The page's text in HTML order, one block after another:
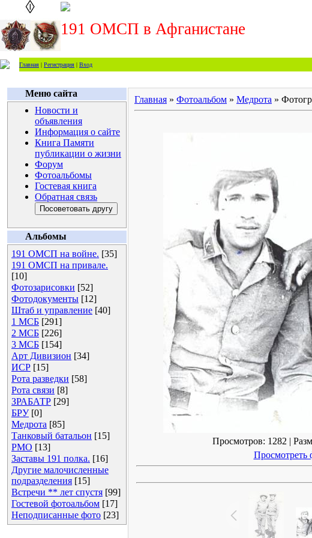
191 ОМСП в Афганистане
Главная | Регистрация | Вход
Меню сайта
Новости и
объявления
Информация о сайте
Книга Памяти
публикации о жизни
Форум
Фотоальбомы
Гостевая книга
Обратная связь
Альбомы
191 ОМСП на войне. [35]
191 ОМСП на привале.
[10]
Фотозарисовки [52]
Фотодокументы [12]
Штаб и управление [40]
1 МСБ [291]
2 МСБ [226]
3 МСБ [154]
Арт Дивизион [34]
ИСР [15]
Рота разведки [58]
Рота связи [8]
ЗРАБАТР [29]
БРУ [0]
Медрота [85]
Танковый батальон [15]
РМО [13]
Заставы 191 полка. [16]
Другие малочисленные
подразделения [15]
Встречи ** лет спустя [99]
Гостевой фотоальбом [17]
Неподписанные фото [23]
Главная » Фотоальбом » Медрота »
Просмотров: 1282 |
Просмотреть